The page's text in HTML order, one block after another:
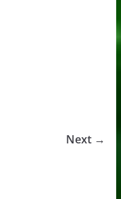
Next →